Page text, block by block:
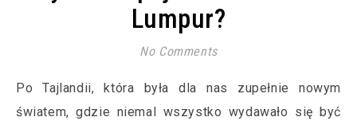
Lumpur?
No Comments
Po Tajlandii, która była dla nas zupełnie nowym
światem, gdzie niemal wszystko wydawało się być